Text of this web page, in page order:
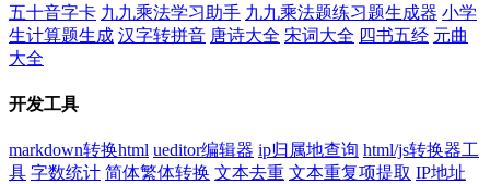
五十音字卡 九九乘法学习助手 九九乘法题练习题生成器 小学
生计算题生成 汉字转拼音 唐诗大全 宋词大全 四书五经 元曲
大全
开发工具
markdown转换html ueditor编辑器 ip归属地查询 html/js转换器工
具 字数统计 简体繁体转换 文本去重 文本重复项提取 IP地址